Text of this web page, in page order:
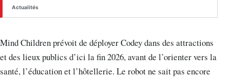
Actualités
Mind Children prévoit de déployer Codey dans des attractions
et des lieux publics d’ici la fin 2026, avant de l’orienter vers la
santé, l’éducation et l’hôtellerie. Le robot ne sait pas encore